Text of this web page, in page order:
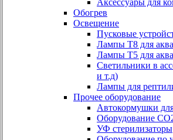
Аксессуары для
Обогрев
Освещение
Пусковые
Лампы Т8 для
Лампы Т5 для
Светильники в
и т.д)
Лампы для
Прочее оборудование
Автокормушки
Оборудование
УФ стерилизаторы